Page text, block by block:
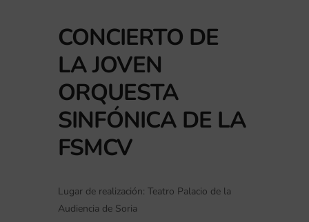
CONCIERTO DE
LA JOVEN
ORQUESTA
SINFÓNICA DE LA
FSMCV
Lugar de realización: Teatro Palacio de la
Audiencia de Soria